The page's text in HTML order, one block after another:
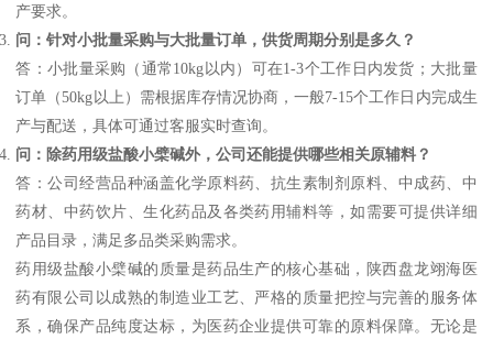
产要求。
问：针对小批量采购与大批量订单，供货周期分别是多久？
答：小批量采购（通常10kg以内）可在1-3个工作日内发货；大批量
订单（50kg以上）需根据库存情况协商，一般7-15个工作日内完成生
产与配送，具体可通过客服实时查询。
问：除药用级盐酸小檗碱外，公司还能提供哪些相关原辅料？
答：公司经营品种涵盖化学原料药、抗生素制剂原料、中成药、中
药材、中药饮片、生化药品及各类药用辅料等，如需要可提供详细
产品目录，满足多品类采购需求。
药用级盐酸小檗碱的质量是药品生产的核心基础，陕西盘龙翊海医
药有限公司以成熟的制造业工艺、严格的质量把控与完善的服务体
系，确保产品纯度达标，为医药企业提供可靠的原料保障。无论是